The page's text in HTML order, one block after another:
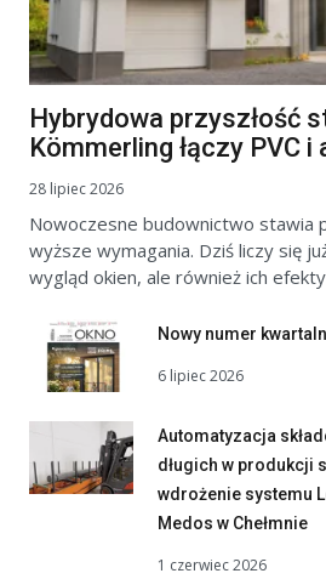
Hybrydowa przyszłość
Kömmerling łączy PVC i
28 lipiec 2026
Nowoczesne budownictwo stawia
wyższe wymagania. Dziś liczy się
wygląd okien, ale również ich
Nowy numer
6 lipiec 2026
Automatyzacja
długich w produkcji
wdrożenie systemu
Medos w Chełmnie
1 czerwiec 2026